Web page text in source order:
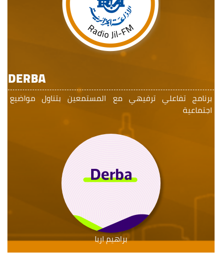
DERBA
برنامج تفاعلي ترفيهي مع المستمعين بتناول مواضيع
اجتماعية
براهيم اربا